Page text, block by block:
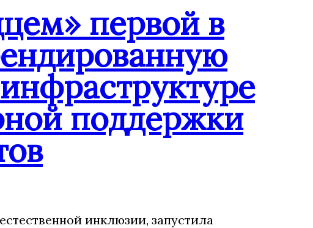
первой в
поддержки
инклюзии, запустила